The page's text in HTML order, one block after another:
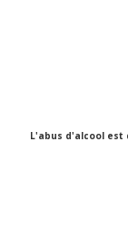
L'abus d'alcool est